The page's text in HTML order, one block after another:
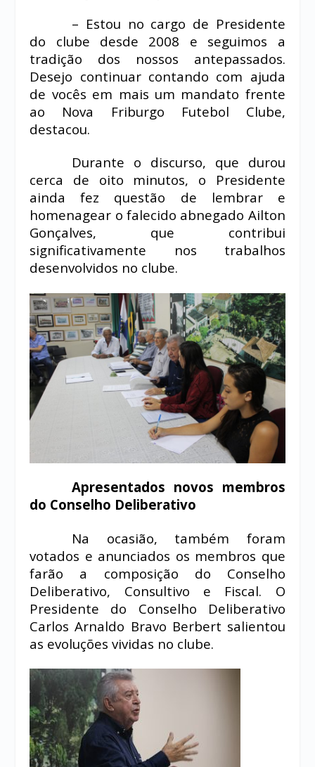
– Estou no cargo de Presidente
do clube desde 2008 e seguimos a
tradição dos nossos antepassados.
Desejo continuar contando com ajuda
de vocês em mais um mandato frente
ao Nova Friburgo Futebol Clube,
destacou.
Durante o discurso, que durou
cerca de oito minutos, o Presidente
ainda fez questão de lembrar e
homenagear o falecido abnegado Ailton
Gonçalves, que contribui
significativamente nos trabalhos
desenvolvidos no clube.
Apresentados novos membros
do Conselho Deliberativo
Na ocasião, também foram
votados e anunciados os membros que
farão a composição do Conselho
Deliberativo, Consultivo e Fiscal. O
Presidente do Conselho Deliberativo
Carlos Arnaldo Bravo Berbert salientou
as evoluções vividas no clube.